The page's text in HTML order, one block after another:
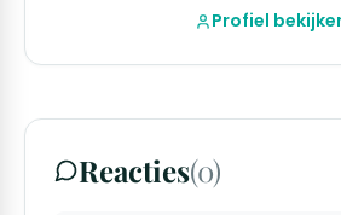
Profiel
Reacties(0)